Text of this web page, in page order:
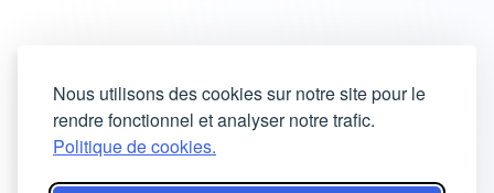
Nous utilisons des cookies sur notre site pour le
rendre fonctionnel et analyser notre trafic.
Politique de cookies.